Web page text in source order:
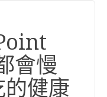
會慢
健康